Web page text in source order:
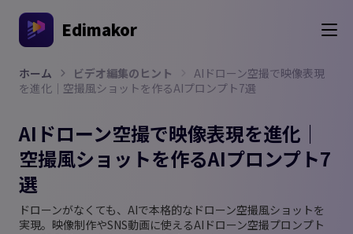
Edimakor
ホーム ビデオ編集のヒント
AIドローン空撮で映像表現
を進化｜空撮風ショットを作るAIプロンプト7選
AIドローン空撮で映像表現を進化｜
空撮風ショットを作るAIプロンプト7
選
ドローンがなくても、AIで本格的なドローン空撮風ショットを
実現。映像制作やSNS動画に使えるAIドローン空撮プロンプト